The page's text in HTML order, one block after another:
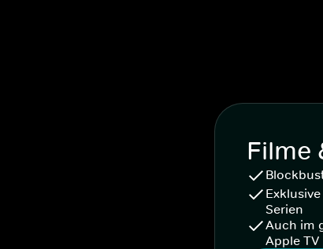
Filme
Serien
Auch im
Apple TV